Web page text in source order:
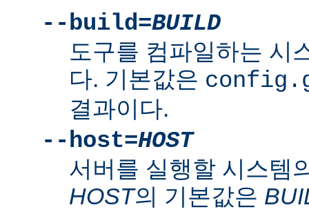
--build=BUILD
도구를 컴파일하는 시
다. 기본값은
결과이다.
--host=HOST
서버를 실행할 시스템
HOST의 기본값은